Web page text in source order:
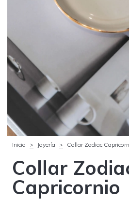
Inicio > Joyería > Collar Zodiac
Collar
Capricornio